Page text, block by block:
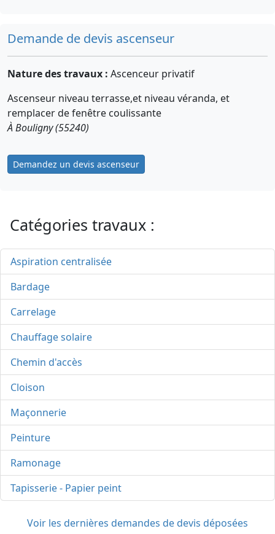
Demande de devis ascenseur
Nature des travaux : Ascenceur privatif
Ascenseur niveau terrasse,et niveau véranda, et
remplacer de fenêtre coulissante
À Bouligny (55240)
Demandez un devis ascenseur
Catégories travaux :
Aspiration centralisée
Bardage
Carrelage
Chauffage solaire
Chemin d'accès
Cloison
Maçonnerie
Peinture
Ramonage
Tapisserie - Papier peint
Voir les dernières demandes de devis déposées